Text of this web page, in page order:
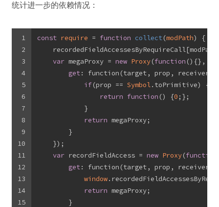
统计进一步的依赖情况：
1
2
3
4
5
6
7
8
9
10
11
12
13
14
15
const require = function collect(modPath)
{
var megaProxy = new Proxy(function () {}, {
get: function(target, prop, receiver)
if(prop == Symbol.toPrimitive) {
return function () {0 ;};
            }
return megaProxy;
        }
    });
var recordFieldAccess = new Proxy(function
get: function(target, prop, receiver)
window
return megaProxy;
        }